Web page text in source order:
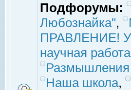
Подфорумы:
Любознайка",
ПРАВЛЕНИЕ!
научная работа
Наша школа,